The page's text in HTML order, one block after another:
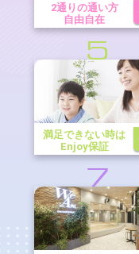
2通りの通い方
自由自在
5
満足できない時は
Enjoy保証
7